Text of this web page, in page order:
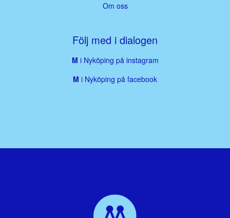
Om oss
Följ med i dialogen
M i Nyköping på instagram
M i Nyköping på facebook